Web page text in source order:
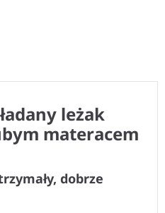
leżak
materacem
dobrze